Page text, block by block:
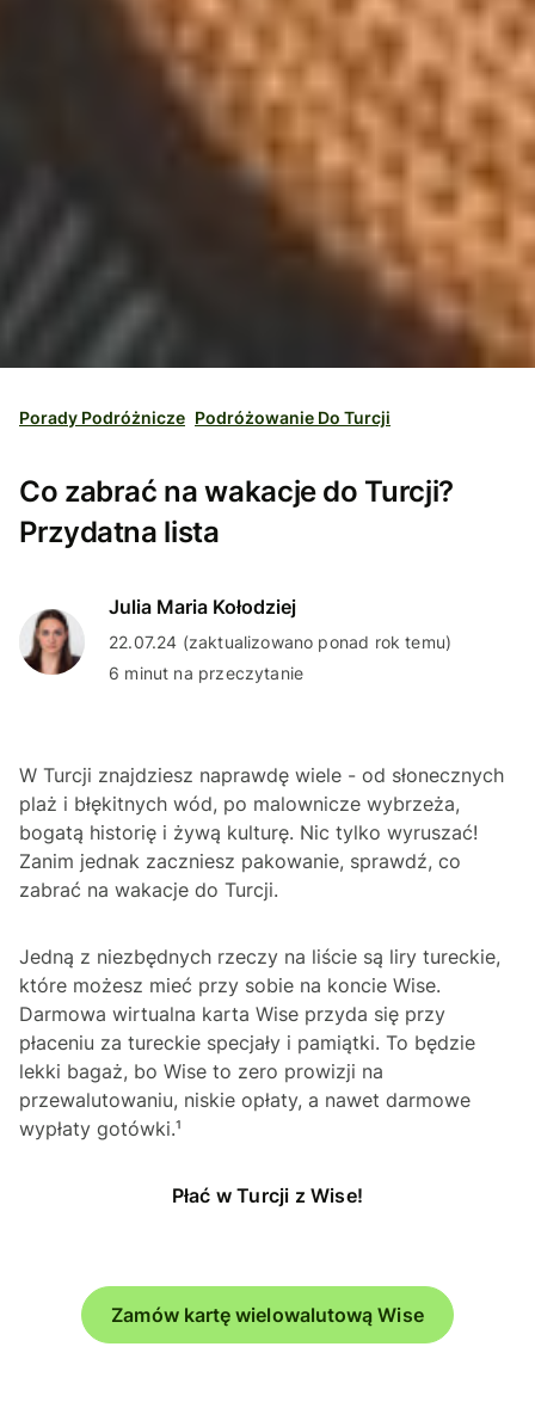
Porady Podróżnicze Podróżowanie Do Turcji
Co zabrać na wakacje do Turcji?
Przydatna lista
Julia Maria Kołodziej
22.07.24 (zaktualizowano ponad rok temu)
6 minut na przeczytanie
W Turcji znajdziesz naprawdę wiele - od słonecznych
plaż i błękitnych wód, po malownicze wybrzeża,
bogatą historię i żywą kulturę. Nic tylko wyruszać!
Zanim jednak zaczniesz pakowanie, sprawdź, co
zabrać na wakacje do Turcji.
Jedną z niezbędnych rzeczy na liście są liry tureckie,
które możesz mieć przy sobie na koncie Wise.
Darmowa wirtualna karta Wise przyda się przy
płaceniu za tureckie specjały i pamiątki. To będzie
lekki bagaż, bo Wise to zero prowizji na
przewalutowaniu, niskie opłaty, a nawet darmowe
wypłaty gotówki.¹
Płać w Turcji z Wise!
Zamów kartę wielowalutową Wise